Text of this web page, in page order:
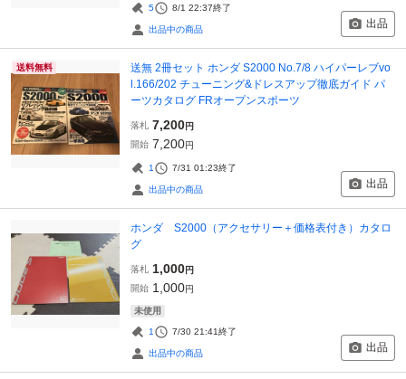
5 8/1 22:37終了
出品中の商品 出品
送料無料
送無 2冊セット ホンダ S2000 No.7/8 ハイパーレブvo
l.166/202 チューニング&ドレスアップ徹底ガイド パ
ーツカタログ FRオープンスポーツ
落札 7,200円
開始 7,200円
1 7/31 01:23終了
出品中の商品 出品
ホンダ S2000（アクセサリー＋価格表付き）カタロ
グ
落札 1,000円
開始 1,000円
未使用
1 7/30 21:41終了
出品中の商品 出品